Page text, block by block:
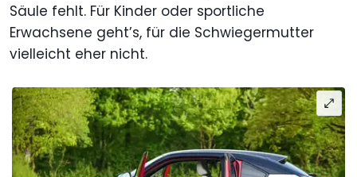
Säule fehlt. Für Kinder oder sportliche
Erwachsene geht’s, für die Schwiegermutter
vielleicht eher nicht.